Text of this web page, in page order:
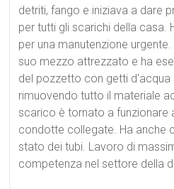
detriti, fango e iniziava a dare
per tutti gli scarichi della casa.
per una manutenzione
suo mezzo attrezzato e ha
del pozzetto con getti d'acqua
rimuovendo tutto il materiale
scarico è tornato a funzionare
condotte collegate. Ha anche
stato dei tubi. Lavoro di
competenza nel settore della